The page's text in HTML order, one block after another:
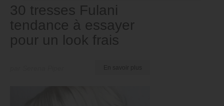
30 tresses Fulani
tendance à essayer
pour un look frais